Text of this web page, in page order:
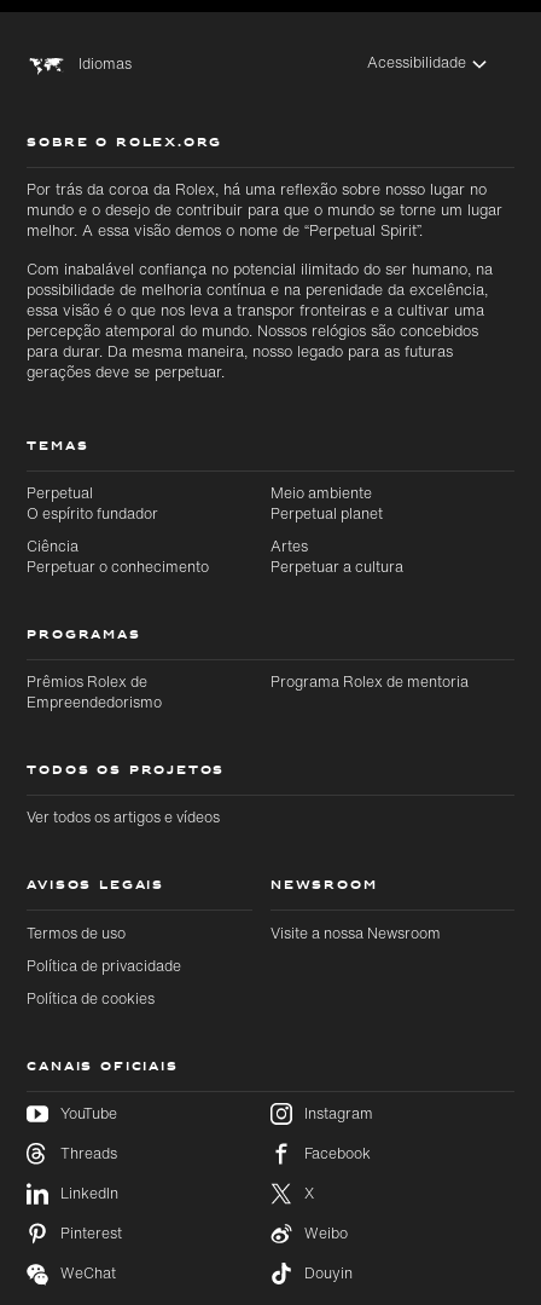
Ir
para o
conteúdo
principal
diretamente
rodapé
Idiomas Acessibilidade
SOBRE O ROLEX.ORG
Por trás da coroa da Rolex, há uma reflexão sobre nosso lugar no
mundo e o desejo de contribuir para que o mundo se torne um lugar
melhor. A essa visão demos o nome de “Perpetual Spirit”.
Com inabalável confiança no potencial ilimitado do ser humano, na
possibilidade de melhoria contínua e na perenidade da excelência,
essa visão é o que nos leva a transpor fronteiras e a cultivar uma
percepção atemporal do mundo. Nossos relógios são concebidos
para durar. Da mesma maneira, nosso legado para as futuras
gerações deve se perpetuar.
TEMAS
Perpetual
O espírito fundador
Meio ambiente
Perpetual planet
Ciência
Perpetuar o conhecimento
Artes
Perpetuar a cultura
PROGRAMAS
Prêmios Rolex de
Empreendedorismo
Programa Rolex de mentoria
TODOS OS PROJETOS
Ver todos os artigos e vídeos
AVISOS LEGAIS
Termos de uso
Política de privacidade
Política de cookies
NEWSROOM
Visite a nossa Newsroom
CANAIS OFICIAIS
YouTube
Instagram
Threads
Facebook
LinkedIn
X
Pinterest
Weibo
WeChat
Douyin